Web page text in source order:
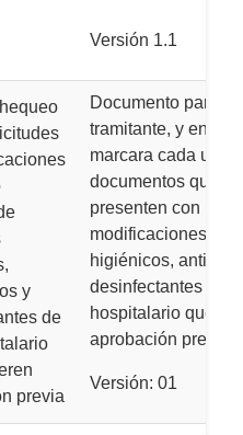
Versión 1.1
y
de
previa
Documento para
tramitante, y en el
marcara cada uno
documentos que se
presenten con la
modificaciones de
higiénicos,
desinfectantes de
hospitalario que
aprobación previa.
Versión: 01